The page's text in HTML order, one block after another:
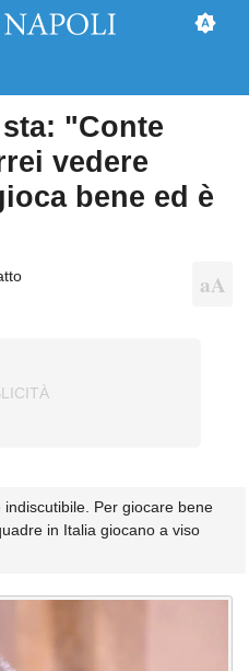
"Conte
vedere
bene ed è
Per giocare bene
in Italia giocano a viso